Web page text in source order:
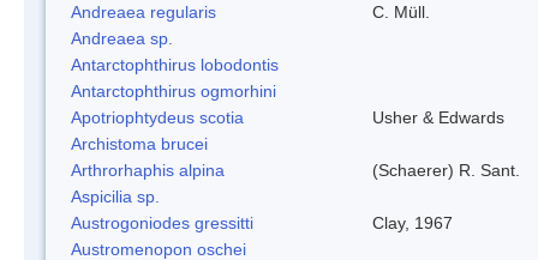
Andreaea regularis
C. Müll.
Andreaea sp.
Antarctophthirus lobodontis
Antarctophthirus ogmorhini
Apotriophtydeus scotia
Usher & Edwards
Archistoma brucei
Arthrorhaphis alpina
(Schaerer) R. Sant.
Aspicilia sp.
Austrogoniodes gressitti
Clay, 1967
Austromenopon oschei